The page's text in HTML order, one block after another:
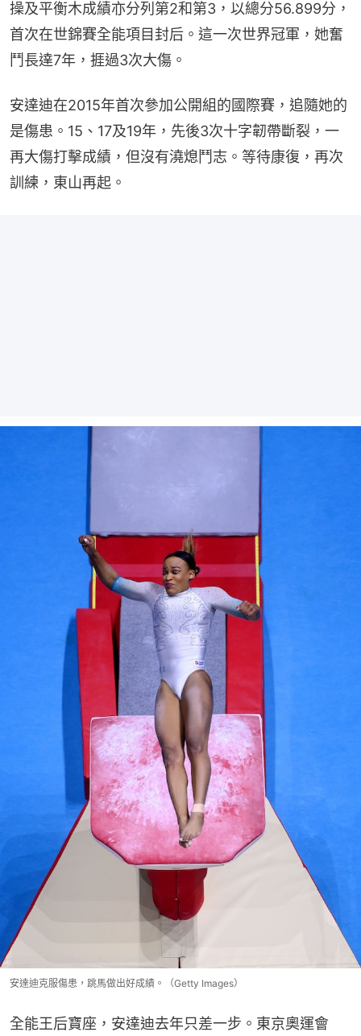
操及平衡木成績亦分列第2和第3，以總分56.899分，
首次在世錦賽全能項目封后。這一次世界冠軍，她奮
鬥長達7年，捱過3次大傷。
安達迪在2015年首次參加公開組的國際賽，追隨她的
是傷患。15、17及19年，先後3次十字韌帶斷裂，一
再大傷打擊成績，但沒有澆熄鬥志。等待康復，再次
訓練，東山再起。
安達迪克服傷患，跳馬做出好成績。（Getty Images）
全能王后寶座，安達迪去年只差一步。東京奧運會